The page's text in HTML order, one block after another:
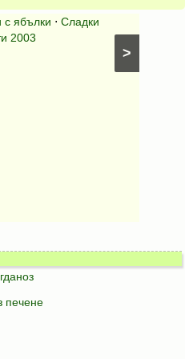
>
ябълки ⋅ Сладки
2003
мама